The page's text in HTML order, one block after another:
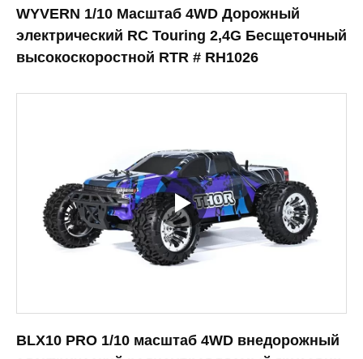
WYVERN 1/10 Масштаб 4WD Дорожный
электрический RC Touring 2,4G Бесщеточный
высокоскоростной RTR # RH1026
BLX10 PRO 1/10 масштаб 4WD внедорожный